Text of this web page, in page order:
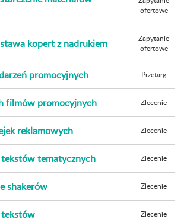
ofertowe
kopert z nadrukiem
Zapytanie
ofertowe
promocyjnych Przetarg
filmów promocyjnych Zlecenie
reklamowych Zlecenie
tematycznych Zlecenie
shakerów Zlecenie
Zlecenie